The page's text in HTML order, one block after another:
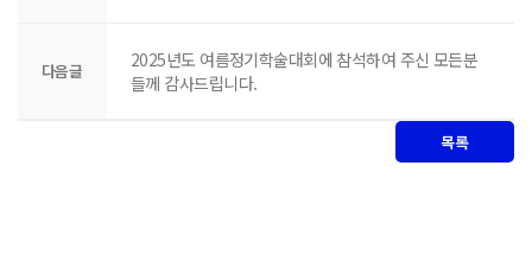
다음글
2025년도 여름정기학술대회에 참석하여 주신 모든분
들께 감사드립니다.
목록